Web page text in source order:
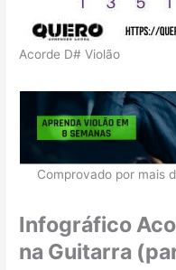
Acorde D# Violão
Comprovado por mais
Infográfico
na Guitarra